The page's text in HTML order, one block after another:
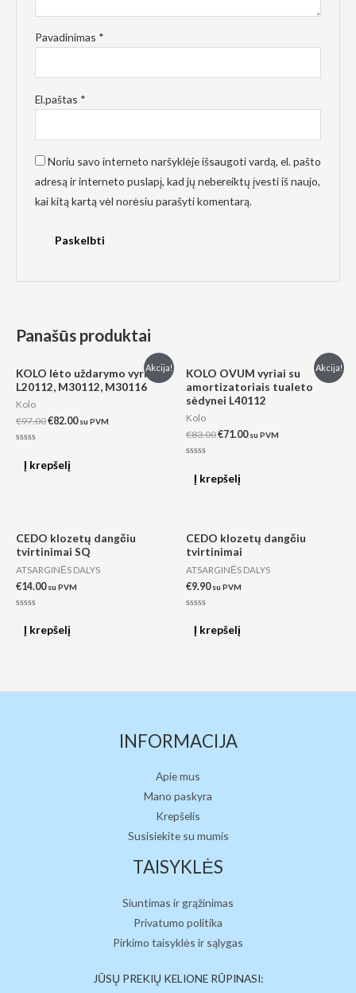
Pavadinimas *
El.paštas *
Noriu savo interneto naršyklėje išsaugoti vardą, el. pašto
adresą ir interneto puslapį, kad jų nebereiktų įvesti iš naujo,
kai kitą kartą vėl norėsiu parašyti komentarą.
Panašūs produktai
Akcija!
KOLO lėto uždarymo vyriai
L20112, M30112, M30116
Kolo
€97.00
price
was:
€82.00
price
is:
su PVM
Į krepšelį
Akcija!
KOLO OVUM vyriai su
amortizatoriais tualeto
sėdynei L40112
Kolo
€83.00
price
was:
€83.00.
€71.00
price
is:
€71.00.
su PVM
Į krepšelį
CEDO klozetų dangčiu
tvirtinimai SQ
ATSARGINĖS DALYS
€14.00 su PVM
Į krepšelį
CEDO klozetų dangčiu
tvirtinimai
ATSARGINĖS DALYS
€9.90 su PVM
Į krepšelį
INFORMACIJA
Apie mus
Mano paskyra
Krepšelis
Susisiekite su mumis
TAISYKLĖS
Siuntimas ir grąžinimas
Privatumo politika
Pirkimo taisyklės ir sąlygas
JŪSŲ PREKIŲ KELIONE RŪPINASI:
turinį ir
pasiūlymus.